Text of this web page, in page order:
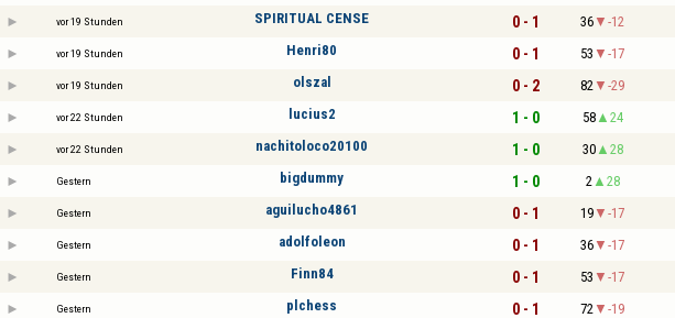
vor 19 Stunden SPIRITUAL CENSE 0 - 1 36 -12
vor 19 Stunden Henri80 0 - 1 53 -17
vor 19 Stunden olszal 0 - 2 82 -29
vor 22 Stunden lucius2 1 - 0 58 24
vor 22 Stunden nachitoloco20100 1 - 0 30 28
Gestern bigdummy 1 - 0 2 28
Gestern aguilucho4861 0 - 1 19 -17
Gestern adolfoleon 0 - 1 36 -17
Gestern Finn84 0 - 1 53 -17
Gestern plchess 0 - 1 72 -19